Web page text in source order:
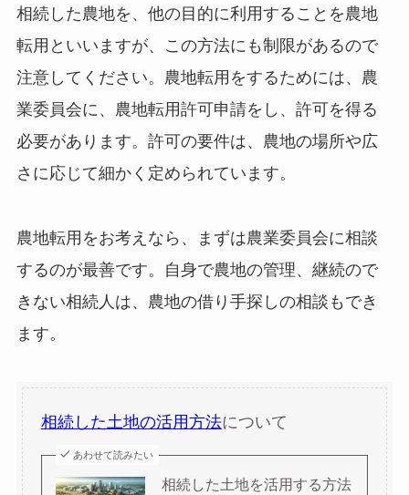
相続した農地を、他の目的に利用することを農地
転用といいますが、この方法にも制限があるので
注意してください。農地転用をするためには、農
業委員会に、農地転用許可申請をし、許可を得る
必要があります。許可の要件は、農地の場所や広
さに応じて細かく定められています。
農地転用をお考えなら、まずは農業委員会に相談
するのが最善です。自身で農地の管理、継続ので
きない相続人は、農地の借り手探しの相談もでき
ます。
相続した土地の活用方法について
あわせて読みたい
相続した土地を活用する方法